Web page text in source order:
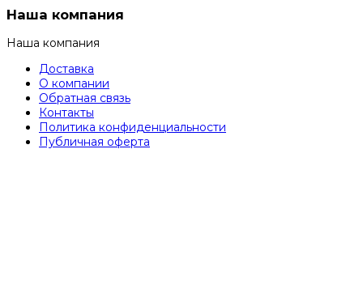
Наша компания
Наша компания
Доставка
О компании
Обратная связь
Контакты
Политика конфиденциальности
Публичная оферта